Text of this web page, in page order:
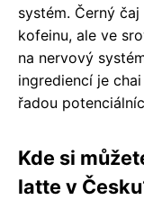
systém. Černý
kofeinu, ale ve
na nervový
ingrediencí je
řadou
Kde si
latte v